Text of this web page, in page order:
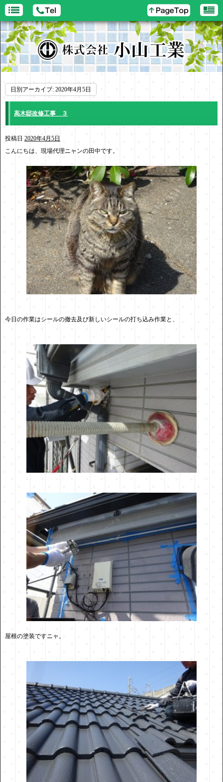
日別アーカイブ: 2020年4月5日
高木邸改修工事 ３
投稿日 2020年4月5日
こんにちは、現場代理ニャンの田中です。
今日の作業はシールの撤去及び新しいシールの打ち込み作業と、
屋根の塗装ですニャ。